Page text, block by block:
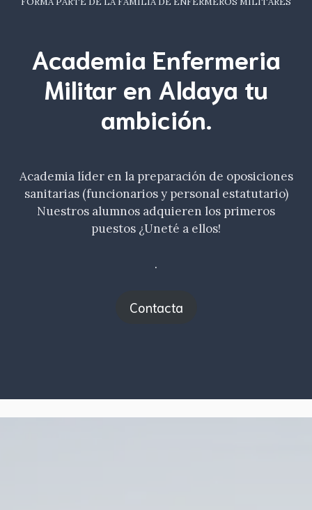
Academia Enfermeria
Militar en Aldaya tu
ambición.
Academia líder en la preparación de oposiciones
sanitarias (funcionarios y personal estatutario)
Nuestros alumnos adquieren los primeros
puestos ¿Uneté a ellos!
.
Contacta